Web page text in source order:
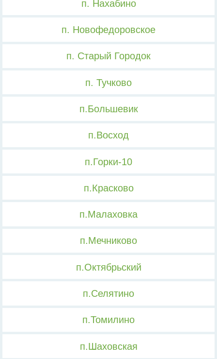
п. Нахабино
п. Новофедоровское
п. Старый Городок
п. Тучково
п.Большевик
п.Восход
п.Горки-10
п.Красково
п.Малаховка
п.Мечниково
п.Октябрьский
п.Селятино
п.Томилино
п.Шаховская